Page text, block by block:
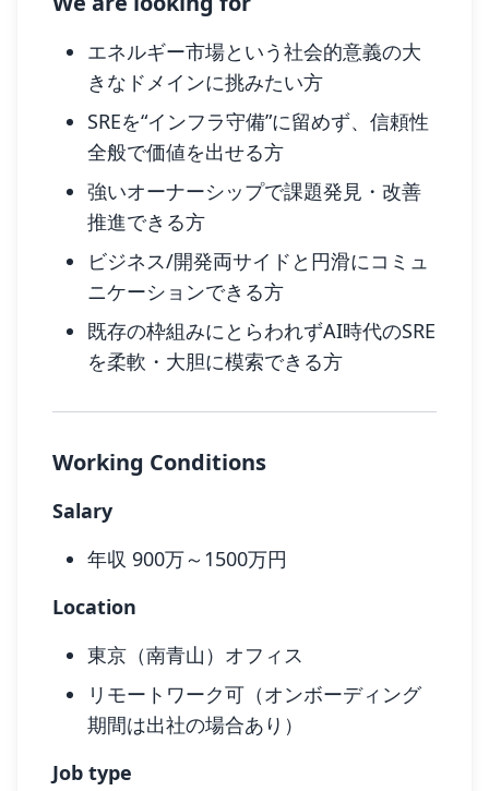
エネルギー市場という社会的意義の大
きなドメインに挑みたい方
SREを“インフラ守備”に留めず、信頼性
全般で価値を出せる方
強いオーナーシップで課題発見・改善
推進できる方
ビジネス/開発両サイドと円滑にコミュ
ニケーションできる方
既存の枠組みにとらわれずAI時代のSRE
を柔軟・大胆に模索できる方
Working Conditions
Salary
年収 900万～1500万円
Location
東京（南青山）オフィス
リモートワーク可（オンボーディング
期間は出社の場合あり）
Job type